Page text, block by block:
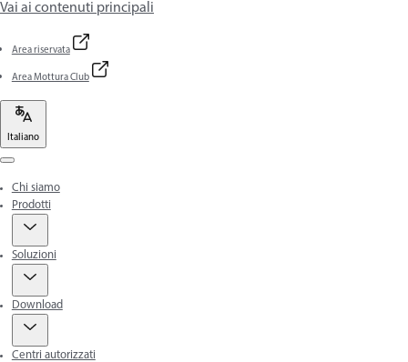
Vai ai contenuti principali
Area riservata
Area Mottura Club
Italiano
Chi siamo
Prodotti
Soluzioni
Download
Centri autorizzati